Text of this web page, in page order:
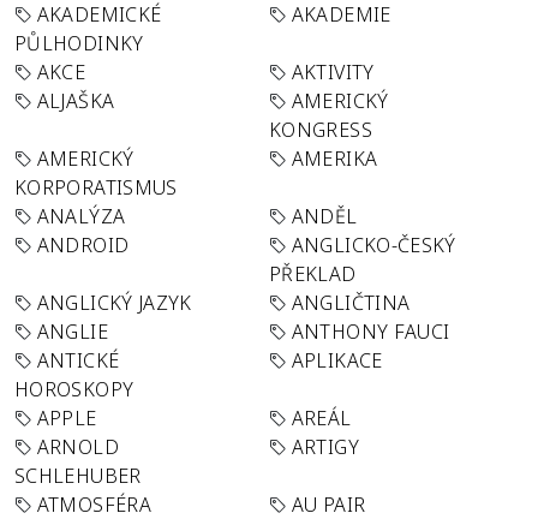
AKADEMICKÉ
PŮLHODINKY
AKADEMIE
AKCE
AKTIVITY
ALJAŠKA
AMERICKÝ
KONGRESS
AMERICKÝ
KORPORATISMUS
AMERIKA
ANALÝZA
ANDĚL
ANDROID
ANGLICKO-ČESKÝ
PŘEKLAD
ANGLICKÝ JAZYK
ANGLIČTINA
ANGLIE
ANTHONY FAUCI
ANTICKÉ
HOROSKOPY
APLIKACE
APPLE
AREÁL
ARNOLD
SCHLEHUBER
ARTIGY
ATMOSFÉRA
AU PAIR